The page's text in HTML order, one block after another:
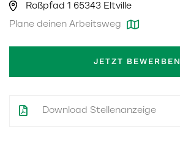
Roßpfad 1 65343 Eltville
Plane deinen Arbeitsweg
JETZT BEWERBEN
Download Stellenanzeige